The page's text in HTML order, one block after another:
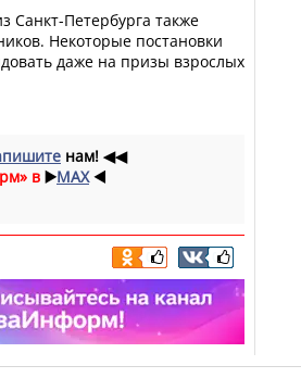
Санкт-Петербурга также
Некоторые постановки
даже на призы взрослых
нам! ◀◀
в ▶️MAX ◀️